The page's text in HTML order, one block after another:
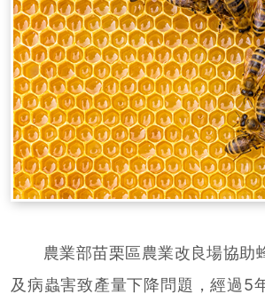
農業部苗栗區農業改良場協助
及病蟲害致產量下降問題，經過5